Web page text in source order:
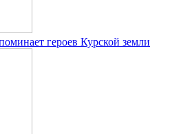
героев Курской земли